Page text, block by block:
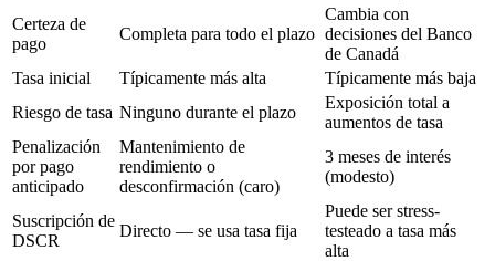
Certeza de
pago
Completa para todo el plazo
Cambia con
decisiones del Banco
de Canadá
Tasa inicial
Típicamente más alta
Típicamente más baja
Riesgo de tasa Ninguno durante el plazo
Exposición total a
aumentos de tasa
Penalización
por pago
anticipado
Mantenimiento de
rendimiento o
desconfirmación (caro)
3 meses de interés
(modesto)
Suscripción de
DSCR
Directo — se usa tasa fija
Puede ser stress-
testeado a tasa más
alta